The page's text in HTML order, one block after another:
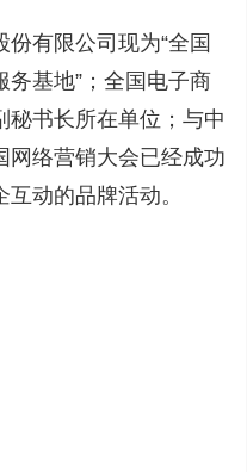
有限公司现为“全国
基地”；全国电子商
秘书长所在单位；与中
网络营销大会已经成功
动的品牌活动。